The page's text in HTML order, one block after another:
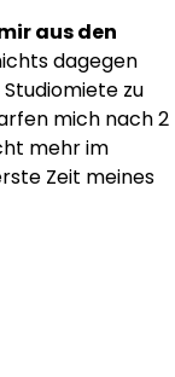
aus den
dagegen
zu
mich nach 2
mehr im
Zeit meines